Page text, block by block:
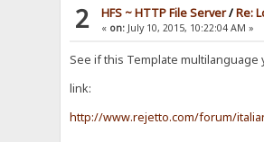
2 HFS ~ HTTP File Server/Re:
« on: July 10, 2015, 10:22:04 AM »
See if this Template multilanguage
link:
http://www.rejetto.com/forum/